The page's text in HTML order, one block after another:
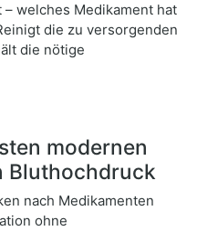
welches Medikament hat
die zu versorgenden
die nötige
modernen
Bluthochdruck
nach Medikamenten
ohne